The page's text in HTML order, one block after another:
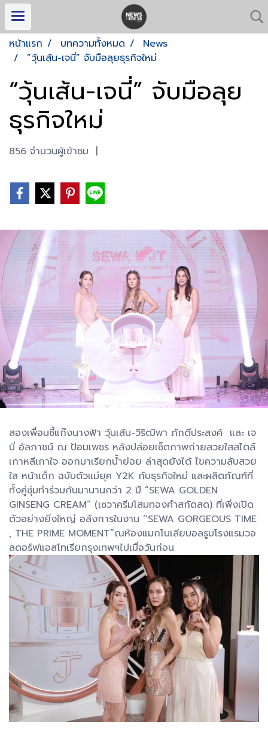
หน้าแรก บทความทั้งหมด
News
“วุ้นเส้น-เจนี่” จับมือลุยธุรกิจใหม่
“วุ้นเส้น-เจนี่” จับมือลุย
ธุรกิจใหม่
856 จำนวนผู้เข้าชม |
สองเพื่อนซี้แก๊งนางฟ้า วุ้นเส้น-วิริฒิพา ภักดีประสงค์ และ เจ
นี่ อัลภาชน์ ณ ป้อมเพชร หลังปล่อยเซ็ตภาพถ่ายสวยใสสไตล์
เกาหลีเกาใจ ออกมาเรียกน้ำย่อย ล่าสุดยังได้ ไขความลับสวย
ใส หน้าเด็ก ฉบับตัวแม่ยุค Y2K กับธุรกิจใหม่ และผลิตภัณฑ์ที่
ทั้งคู่ซุ่มทำร่วมกันมานานกว่า 2 ปี “SEWA GOLDEN
GINSENG CREAM” (เซวาครีมโสมทองคำสกัดสด) ที่เพิ่งเปิด
ตัวอย่างยิ่งใหญ่ อลังการในงาน ‘‘SEWA GORGEOUS TIME
, THE PRIME MOMENT”ณห้องแมกโนเลียบอลรูมโรงแรมวอ
ลดอร์ฟแอสโทเรียกรุงเทพฯไปเมื่อวันก่อน